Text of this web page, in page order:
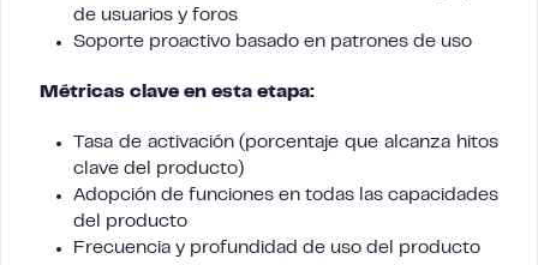
de usuarios y foros
Soporte proactivo basado en patrones de uso
Métricas clave en esta etapa:
Tasa de activación (porcentaje que alcanza hitos
clave del producto)
Adopción de funciones en todas las capacidades
del producto
Frecuencia y profundidad de uso del producto